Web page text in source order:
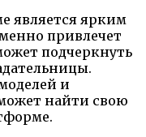
является ярким
привлечет
подчеркнуть
и
найти свою